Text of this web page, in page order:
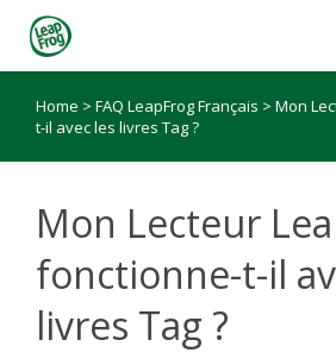
Home > FAQ LeapFrog Français > Mon
t-il avec les livres Tag ?
Mon Lecteur
fonctionne-t-il
livres Tag ?